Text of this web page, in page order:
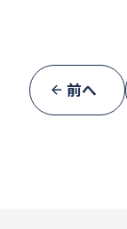
前へ